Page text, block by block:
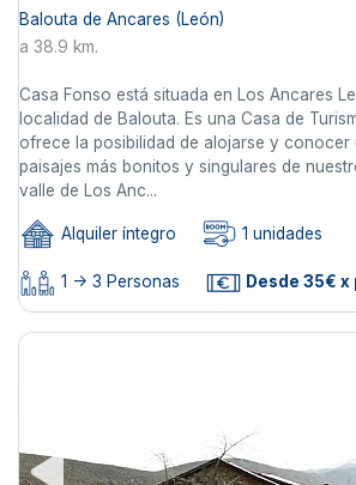
Balouta de Ancares (León)
a 38.9 km.
Casa Fonso está situada en Los Ancares
localidad de Balouta. Es una Casa de
ofrece la posibilidad de alojarse y conocer
paisajes más bonitos y singulares de
valle de Los Anc...
Alquiler íntegro 1 unidades
1 -> 3 Personas Desde 35€